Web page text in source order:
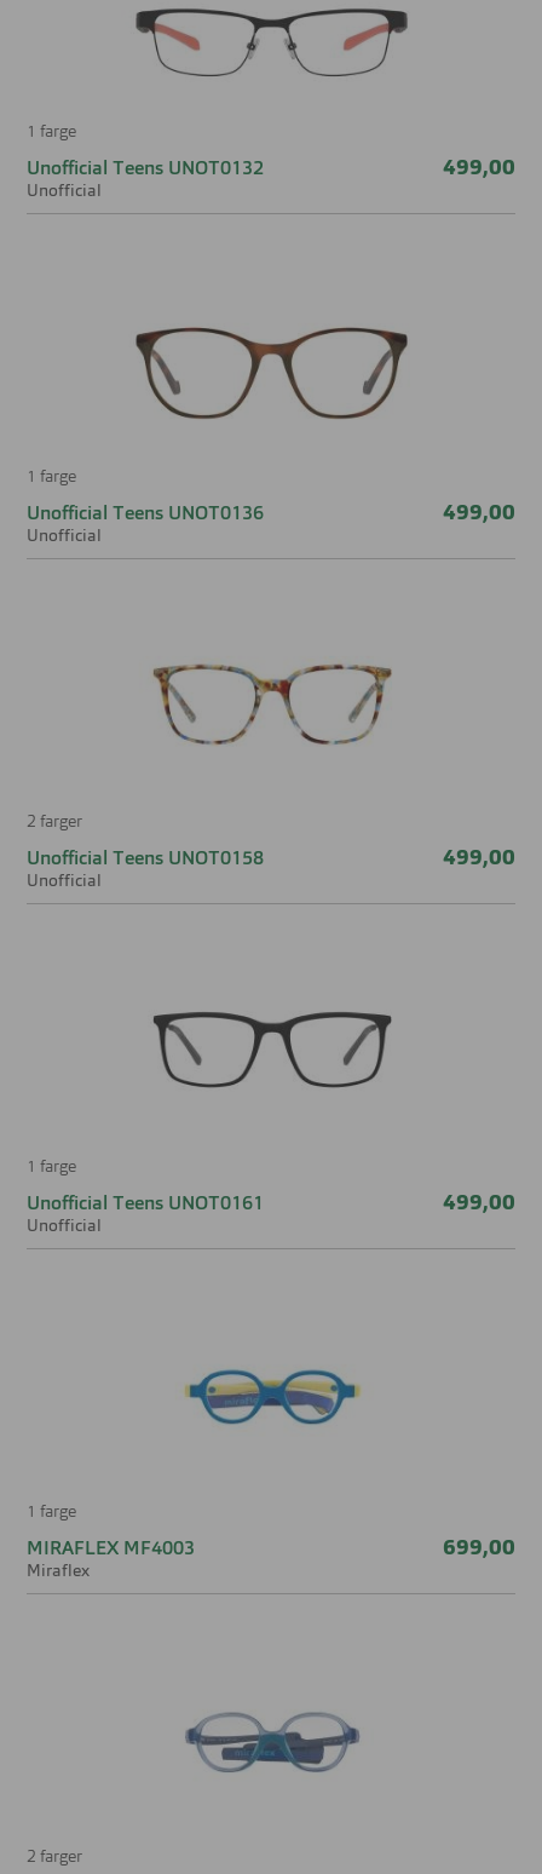
1 farge
Unofficial Teens UNOT0132
Unofficial
499,00
1 farge
Unofficial Teens UNOT0136
Unofficial
499,00
2 farger
Unofficial Teens UNOT0158
Unofficial
499,00
1 farge
Unofficial Teens UNOT0161
Unofficial
499,00
1 farge
MIRAFLEX MF4003
Miraflex
699,00
2 farger